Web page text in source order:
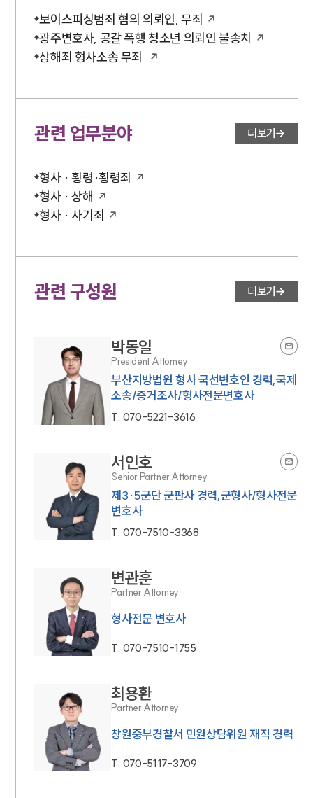
보이스피싱범죄 혐의 의뢰인, 무죄
광주변호사, 공갈 폭행 청소년 의뢰인 불송치
상해죄 형사소송 무죄
관련 업무분야 더보기
형사 · 횡령·횡령죄
형사 · 상해
형사 · 사기죄
관련 구성원 더보기
박동일
President Attorney
부산지방법원 형사 국선변호인 경력,국제
소송/증거조사/형사전문변호사
T. 070-5221-3616
서인호
Senior Partner Attorney
제3·5군단 군판사 경력,군형사/형사전문
변호사
T. 070-7510-3368
변관훈
Partner Attorney
형사전문 변호사
T. 070-7510-1755
최용환
Partner Attorney
창원중부경찰서 민원상담위원 재직 경력
T. 070-5117-3709